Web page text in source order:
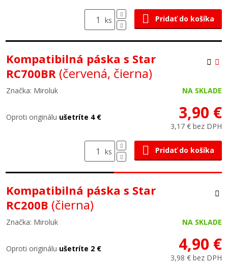
ks Pridať do košíka
Kompatibilná páska s Star
RC700BR (červená, čierna)
Značka: Miroluk NA SKLADE
Oproti originálu ušetríte 4 € 3,90 €
3,17 € bez DPH
ks Pridať do košíka
Kompatibilná páska s Star
RC200B (čierna)
Značka: Miroluk NA SKLADE
Oproti originálu ušetríte 2 € 4,90 €
3,98 € bez DPH